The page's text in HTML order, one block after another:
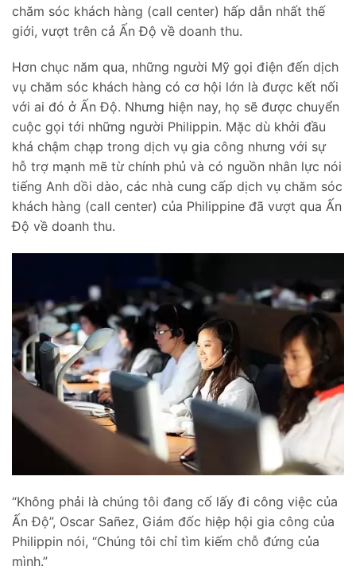
chăm sóc khách hàng (call center) hấp dẫn nhất thế
giới, vượt trên cả Ấn Độ về doanh thu.
Hơn chục năm qua, những người Mỹ gọi điện đến dịch
vụ chăm sóc khách hàng có cơ hội lớn là được kết nối
với ai đó ở Ấn Độ. Nhưng hiện nay, họ sẽ được chuyển
cuộc gọi tới những người Philippin. Mặc dù khởi đầu
khá chậm chạp trong dịch vụ gia công nhưng với sự
hỗ trợ mạnh mẽ từ chính phủ và có nguồn nhân lực nói
tiếng Anh dồi dào, các nhà cung cấp dịch vụ chăm sóc
khách hàng (call center) của Philippine đã vượt qua Ấn
Độ về doanh thu.
“Không phải là chúng tôi đang cố lấy đi công việc của
Ấn Độ”, Oscar Sañez, Giám đốc hiệp hội gia công của
Philippin nói, “Chúng tôi chỉ tìm kiếm chỗ đứng của
mình.”